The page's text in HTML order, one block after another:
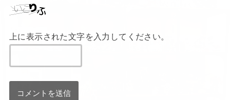
上に表示された文字を入力してください。